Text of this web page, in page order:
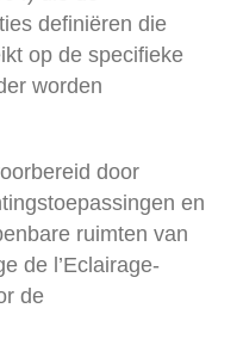
definiëren die
op de specifieke
worden
door
en
ruimten van
de l’Eclairage-
de